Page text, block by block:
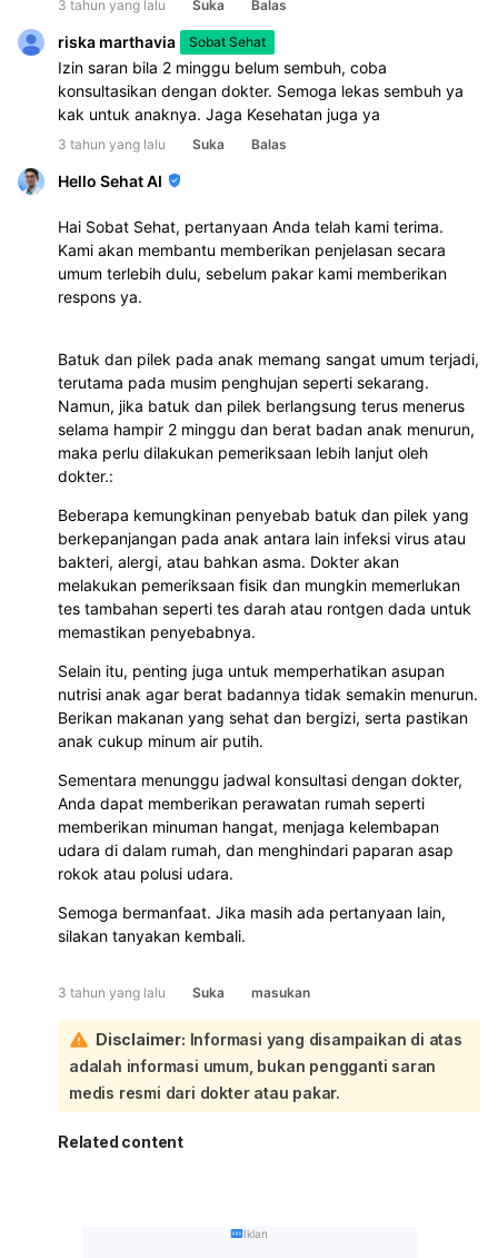
3 tahun yang lalu Suka Balas
riska marthavia Sobat Sehat
Izin saran bila 2 minggu belum sembuh, coba
konsultasikan dengan dokter. Semoga lekas sembuh ya
kak untuk anaknya. Jaga Kesehatan juga ya
3 tahun yang lalu Suka Balas
Hello Sehat AI
Hai Sobat Sehat, pertanyaan Anda telah kami terima.
Kami akan membantu memberikan penjelasan secara
umum terlebih dulu, sebelum pakar kami memberikan
respons ya.
Batuk dan pilek pada anak memang sangat umum terjadi,
terutama pada musim penghujan seperti sekarang.
Namun, jika batuk dan pilek berlangsung terus menerus
selama hampir 2 minggu dan berat badan anak menurun,
maka perlu dilakukan pemeriksaan lebih lanjut oleh
dokter.:
Beberapa kemungkinan penyebab batuk dan pilek yang
berkepanjangan pada anak antara lain infeksi virus atau
bakteri, alergi, atau bahkan asma. Dokter akan
melakukan pemeriksaan fisik dan mungkin memerlukan
tes tambahan seperti tes darah atau rontgen dada untuk
memastikan penyebabnya.
Selain itu, penting juga untuk memperhatikan asupan
nutrisi anak agar berat badannya tidak semakin menurun.
Berikan makanan yang sehat dan bergizi, serta pastikan
anak cukup minum air putih.
Sementara menunggu jadwal konsultasi dengan dokter,
Anda dapat memberikan perawatan rumah seperti
memberikan minuman hangat, menjaga kelembapan
udara di dalam rumah, dan menghindari paparan asap
rokok atau polusi udara.
Semoga bermanfaat. Jika masih ada pertanyaan lain,
silakan tanyakan kembali.
3 tahun yang lalu Suka masukan
Disclaimer: Informasi yang disampaikan di atas
adalah informasi umum, bukan pengganti saran
medis resmi dari dokter atau pakar.
Related content
Iklan